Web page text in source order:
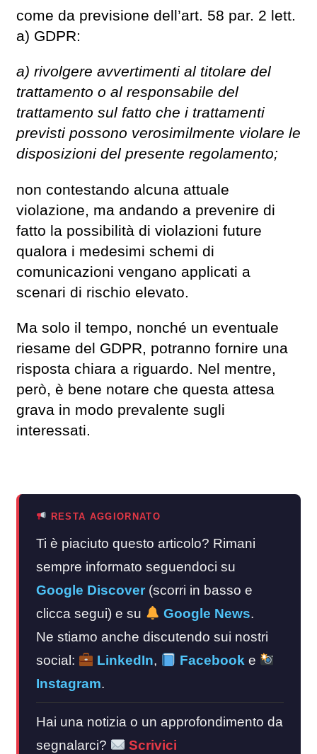
come da previsione dell’art. 58 par. 2 lett.
a) GDPR:
a) rivolgere avvertimenti al titolare del
trattamento o al responsabile del
trattamento sul fatto che i trattamenti
previsti possono verosimilmente violare le
disposizioni del presente regolamento;
non contestando alcuna attuale
violazione, ma andando a prevenire di
fatto la possibilità di violazioni future
qualora i medesimi schemi di
comunicazioni vengano applicati a
scenari di rischio elevato.
Ma solo il tempo, nonché un eventuale
riesame del GDPR, potranno fornire una
risposta chiara a riguardo. Nel mentre,
però, è bene notare che questa attesa
grava in modo prevalente sugli
interessati.
RESTA AGGIORNATO
Ti è piaciuto questo articolo? Rimani
sempre informato seguendoci su
Google Discover (scorri in basso e
clicca segui) e su
Google News.
Ne stiamo anche discutendo sui nostri
social:
LinkedIn, Facebook e
Instagram.
Hai una notizia o un approfondimento da
segnalarci?
Scrivici